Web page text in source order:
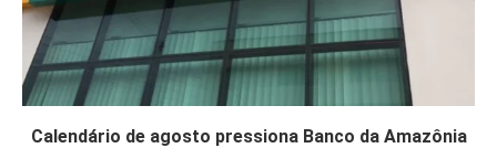
Calendário de agosto pressiona Banco da Amazônia